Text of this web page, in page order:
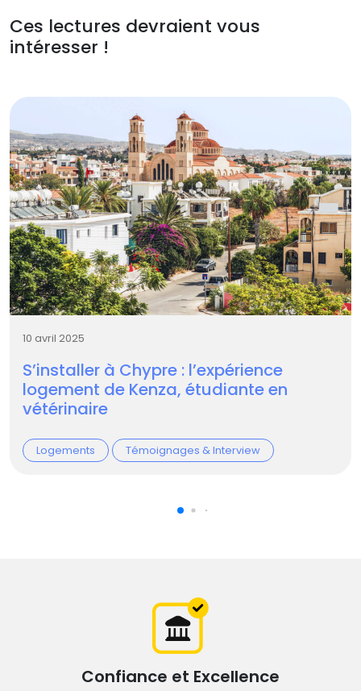
Ces lectures devraient vous
intéresser !
10 avril 2025
S’installer à Chypre : l’expérience
logement de Kenza, étudiante en
vétérinaire
Logements Témoignages & Interview
Confiance et Excellence